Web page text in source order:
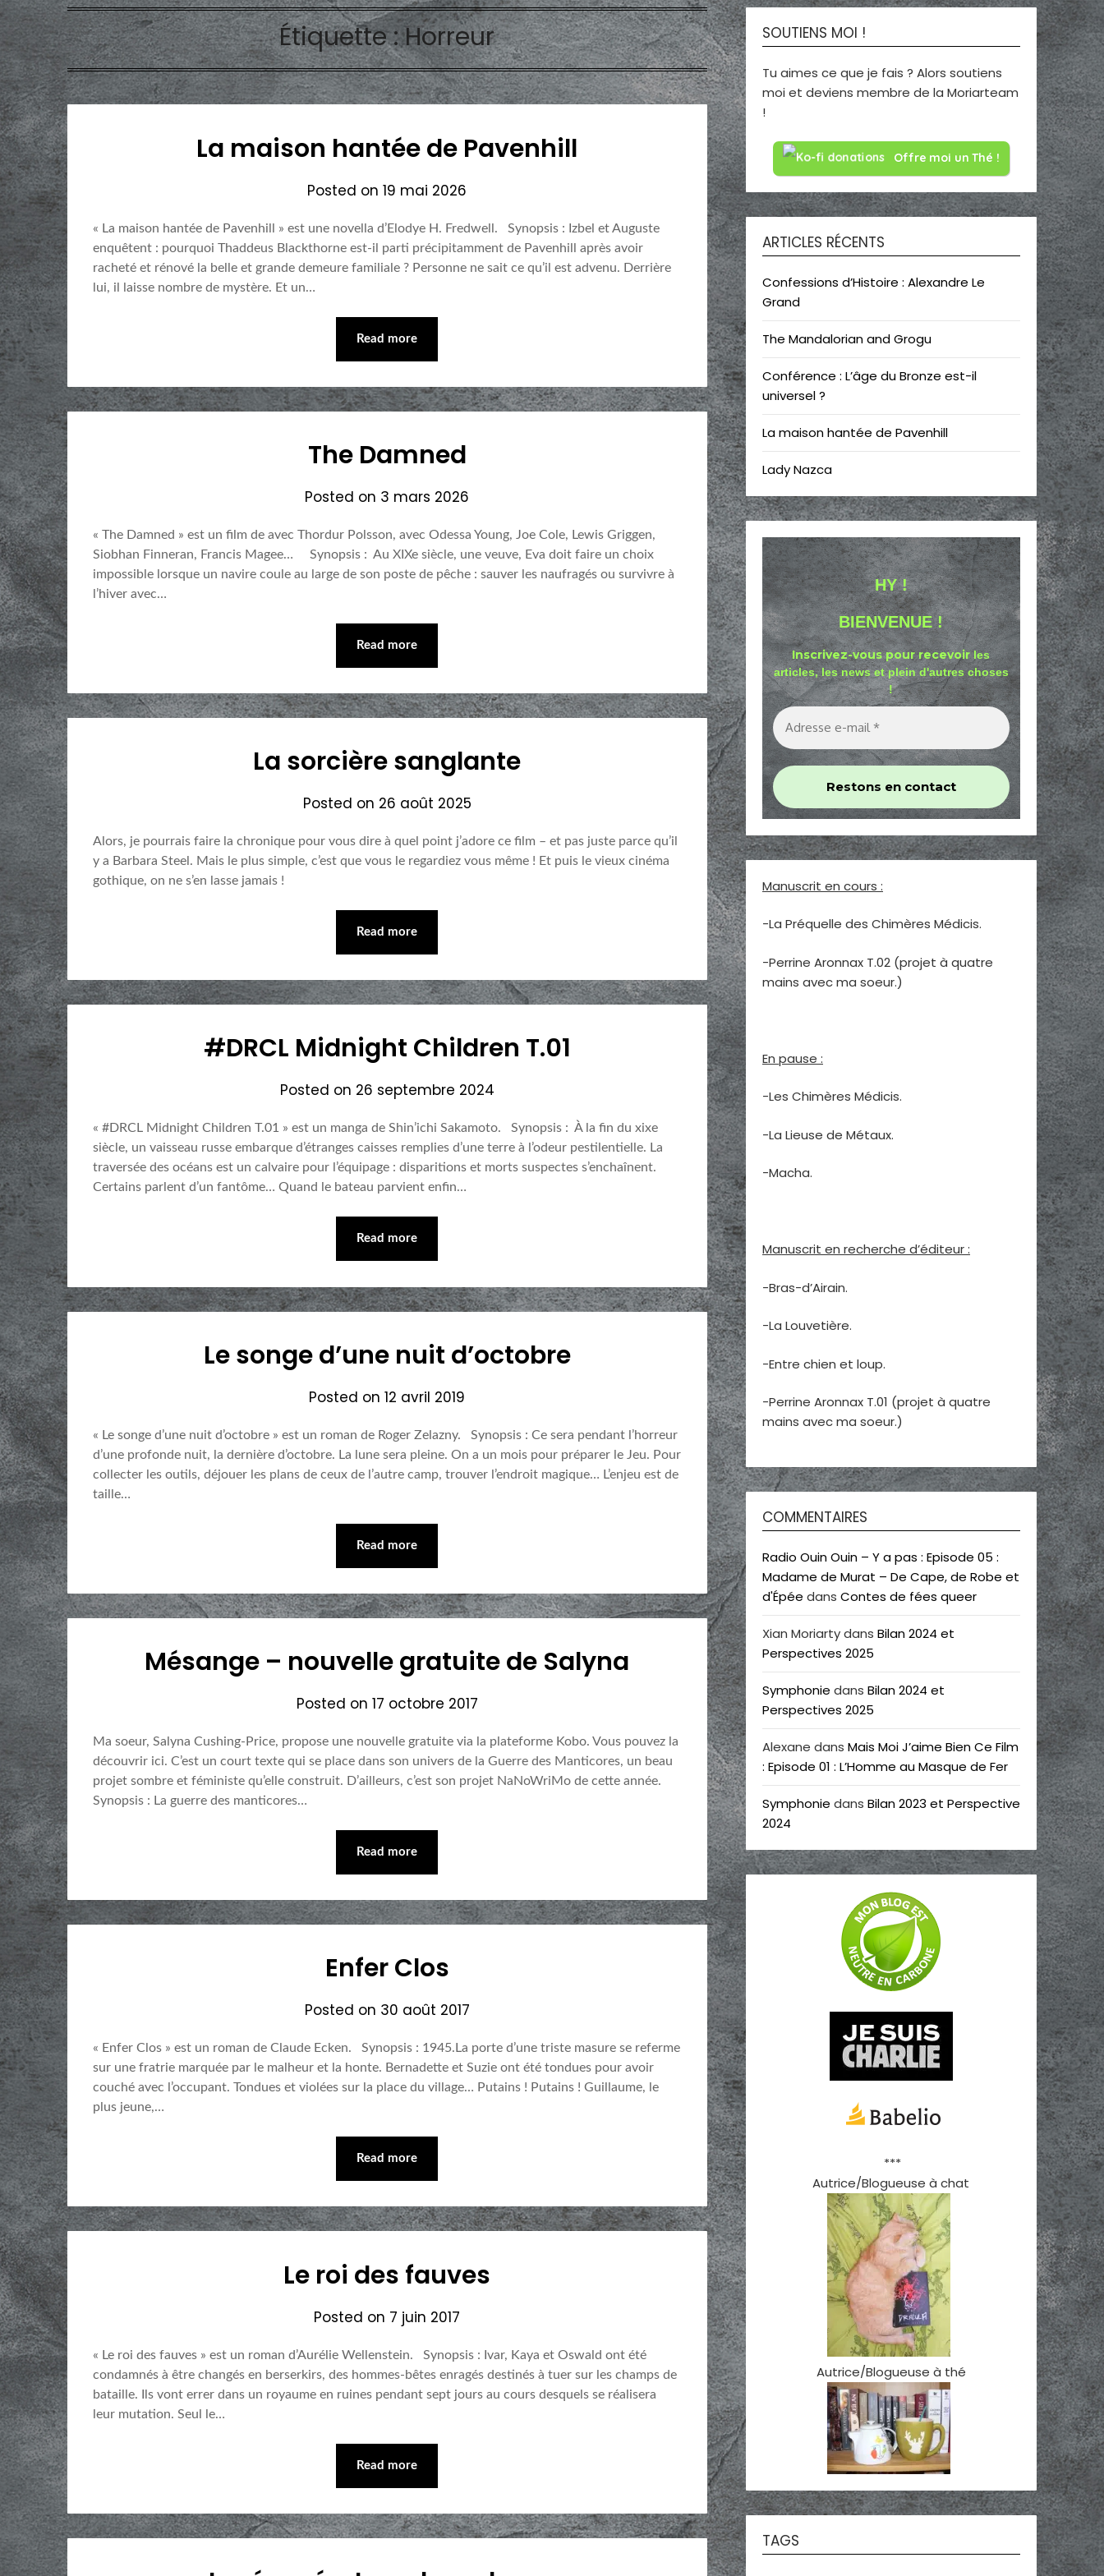
Étiquette :Horreur
La maison hantée de Pavenhill
Posted on19 mai 2026
« La maison hantée de Pavenhill » est une novella d’Elodye H. Fredwell. Synopsis : Izbel et Auguste
enquêtent : pourquoi Thaddeus Blackthorne est-il parti précipitamment de Pavenhill après avoir
racheté et rénové la belle et grande demeure familiale ? Personne ne sait ce qu’il est advenu. Derrière
lui, il laisse nombre de mystère. Et un…
Read more
The Damned
Posted on 3 mars 2026
« The Damned » est un film de avec Thordur Polsson, avec Odessa Young, Joe Cole, Lewis Griggen,
Siobhan Finneran, Francis Magee… Synopsis : Au XIXe siècle, une veuve, Eva doit faire un choix
impossible lorsque un navire coule au large de son poste de pêche : sauver les naufragés ou survivre à
l’hiver avec…
Read more
La sorcière sanglante
Posted on 26 août 2025
Alors, je pourrais faire la chronique pour vous dire à quel point j’adore ce film – et pas juste parce qu’il
y a Barbara Steel. Mais le plus simple, c’est que vous le regardiez vous même ! Et puis le vieux cinéma
gothique, on ne s’en lasse jamais !
Read more
#DRCL Midnight Children T.01
Posted on 26 septembre 2024
« #DRCL Midnight Children T.01 » est un manga de Shin’ichi Sakamoto. Synopsis : À la fin du xixe
siècle, un vaisseau russe embarque d’étranges caisses remplies d’une terre à l’odeur pestilentielle. La
traversée des océans est un calvaire pour l’équipage : disparitions et morts suspectes s’enchaînent.
Certains parlent d’un fantôme… Quand le bateau parvient enfin…
Read more
Le songe d’une nuit d’octobre
Posted on12 avril 2019
« Le songe d’une nuit d’octobre » est un roman de Roger Zelazny. Synopsis : Ce sera pendant l’horreur
d’une profonde nuit, la dernière d’octobre. La lune sera pleine. On a un mois pour préparer le Jeu. Pour
collecter les outils, déjouer les plans de ceux de l’autre camp, trouver l’endroit magique… L’enjeu est de
taille…
Read more
Mésange – nouvelle gratuite de Salyna
Posted on 17 octobre 2017
Ma soeur, Salyna Cushing-Price, propose une nouvelle gratuite via la plateforme Kobo. Vous pouvez la
découvrir ici. C’est un court texte qui se place dans son univers de la Guerre des Manticores, un beau
projet sombre et féministe qu’elle construit. D’ailleurs, c’est son projet NaNoWriMo de cette année.
Synopsis : La guerre des manticores…
Read more
Enfer Clos
Posted on 30 août 2017
« Enfer Clos » est un roman de Claude Ecken. Synopsis : 1945.La porte d’une triste masure se referme
sur une fratrie marquée par le malheur et la honte. Bernadette et Suzie ont été tondues pour avoir
couché avec l’occupant. Tondues et violées sur la place du village… Putains ! Putains ! Guillaume, le
plus jeune,…
Read more
Le roi des fauves
Posted on 7 juin 2017
« Le roi des fauves » est un roman d’Aurélie Wellenstein. Synopsis : Ivar, Kaya et Oswald ont été
condamnés à être changés en berserkirs, des hommes-bêtes enragés destinés à tuer sur les champs de
bataille. Ils vont errer dans un royaume en ruines pendant sept jours au cours desquels se réalisera
leur mutation. Seul le…
Read more
SOUTIENS MOI !
Tu aimes ce que je fais ? Alors soutiens
moi et deviens membre de la Moriarteam
!
Offre moi un Thé !
ARTICLES RÉCENTS
Confessions d’Histoire : Alexandre Le
Grand
The Mandalorian and Grogu
Conférence : L’âge du Bronze est-il
universel ?
La maison hantée de Pavenhill
Lady Nazca
HY !
BIENVENUE !
Inscrivez-vous pour recevoirles
articles, les news et plein d'autres choses
!
Manuscrit en cours :
-La Préquelle des Chimères Médicis.
-Perrine Aronnax T.02 (projet à quatre
mains avec ma soeur.)
En pause :
-Les Chimères Médicis.
-La Lieuse de Métaux.
-Macha.
Manuscrit en recherche d’éditeur :
-Bras-d’Airain.
-La Louvetière.
-Entre chien et loup.
-Perrine Aronnax T.01 (projet à quatre
mains avec ma soeur.)
COMMENTAIRES
Radio Ouin Ouin – Y a pas : Episode 05 :
Madame de Murat – De Cape, de Robe et
d'Épée dans Contes de fées queer
Xian Moriartydans Bilan 2024 et
Perspectives 2025
Symphonie dans Bilan 2024 et
Perspectives 2025
Alexane dans Mais Moi J’aime Bien Ce Film
: Episode 01 : L’Homme au Masque de Fer
Symphonie dans Bilan 2023 et Perspective
2024
***
Autrice/Blogueuse à chat
Autrice/Blogueuse à thé
TAGS